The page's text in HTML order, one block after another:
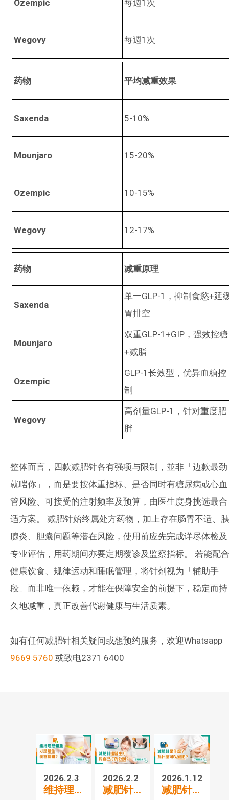
Ozempic 每週1次
Wegovy 每週1次
药物 平均减重效果
Saxenda 5-10%
Mounjaro 15-20%
Ozempic 10-15%
Wegovy 12-17%
药物 减重原理
Saxenda
单一GLP-1，抑制食慾+延
胃排空
Mounjaro
双重GLP-1+GIP，强效控糖
+减脂
Ozempic
GLP-1长效型，优异血糖控
制
Wegovy
高剂量GLP-1，针对重度肥
胖
整体而言，四款减肥针各有强项与限制，並非「边款最劲
就啱你」，而是要按体重指标、是否同时有糖尿病或心血
管风险、可接受的注射频率及预算，由医生度身挑选最合
适方案。 减肥针始终属处方药物，加上存在肠胃不适、胰
腺炎、胆囊问题等潜在风险，使用前应先完成详尽体检及
专业评估，用药期间亦要定期覆诊及监察指标。 若能配合
健康饮食、规律运动和睡眠管理，将针剂视为「辅助手
段」而非唯一依赖，才能在保障安全的前提下，稳定而持
久地减重，真正改善代谢健康与生活质素。
如有任何减肥针相关疑问或想预约服务，欢迎Whatsapp
9669 5760 或致电2371 6400
2026.2.3
维持理...
2026.2.2
减肥针...
2026.1.12
减肥针...